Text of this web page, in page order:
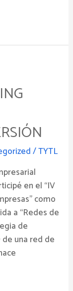
/TYTL
en el “IV
como
a “Redes de
de
una red de